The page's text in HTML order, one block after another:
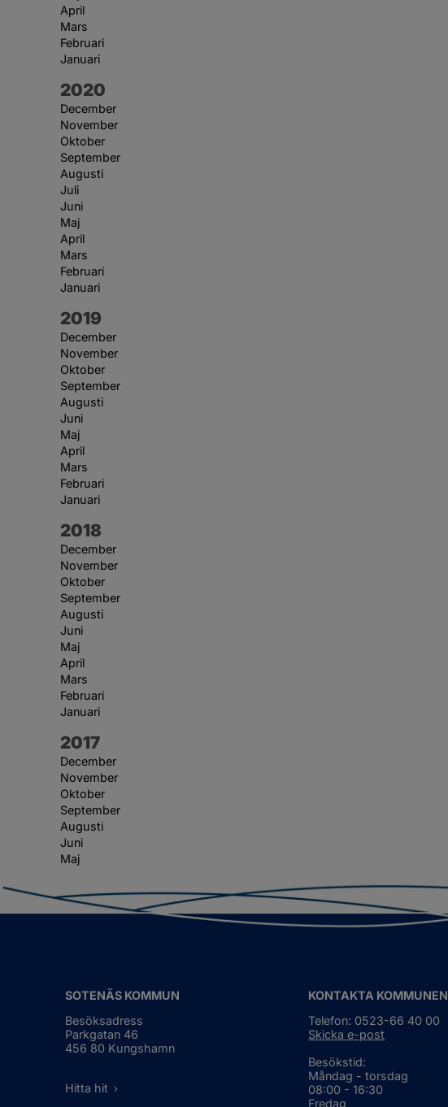
April
Mars
Februari
Januari
År:
2020
December
November
Oktober
September
Augusti
Juli
Juni
Maj
April
Mars
Februari
Januari
År:
2019
December
November
Oktober
September
Augusti
Juni
Maj
April
Mars
Februari
Januari
År:
2018
December
November
Oktober
September
Augusti
Juni
Maj
April
Mars
Februari
Januari
År:
2017
December
November
Oktober
September
Augusti
Juni
Maj
SOTENÄS KOMMUN
Besöksadress
Parkgatan 46
456 80 Kungshamn
Hitta hit
KONTAKTA KOMMUNEN
Telefon: 0523-66 40 00
Skicka e-post
Besökstid:
Måndag - torsdag
08:00 - 16:30
Fredag